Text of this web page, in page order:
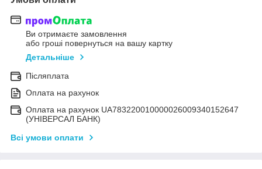
Ви отримаєте замовлення
або гроші повернуться на вашу картку
Детальніше
Післяплата
Оплата на рахунок
Оплата на рахунок UA783220010000026009340152647
(УНІВЕРСАЛ БАНК)
Всі умови оплати